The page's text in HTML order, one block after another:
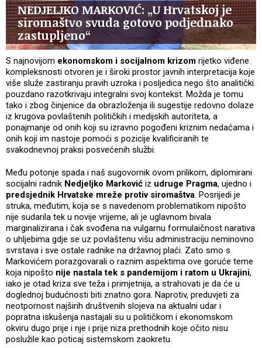
NEDJELJKO MARKOVIĆ: „U Hrvatskoj je
siromaštvo svuda gotovo podjednako
zastupljeno“
S najnovijom ekonomskom i socijalnom krizom rijetko viđene
kompleksnosti otvoren je i široki prostor javnih interpretacija koje
više služe zastiranju pravih uzroka i posljedica nego što analitički
pouzdano razotkrivaju integralni svoj kontekst. Možda je tomu
tako i zbog činjenice da obrazloženja ili sugestije redovno dolaze
iz krugova povlaštenih političkih i medijskih autoriteta, a
ponajmanje od onih koji su izravno pogođeni kriznim nedaćama i
onih koji im nastoje pomoći s pozicije kvalificiranih te
svakodnevnoj praksi posvećenih službi.
Među potonje spada i naš sugovornik ovom prilikom, diplomirani
socijalni radnik Nedjeljko Marković iz udruge Pragma, ujedno i
predsjednik Hrvatske mreže protiv siromaštva. Posrijedi je
struka, međutim, koja se s navedenom problematikom nipošto
nije sudarila tek u novije vrijeme, ali je uglavnom bivala
marginalizirana i čak svođena na vulgarnu formulaičnost narativa
o uhljebima gdje se uz povlaštenu višu administraciju neminovno
svrstava i sve ostale radnike na državnoj plaći. Zato smo s
Markovićem porazgovarali o raznim aspektima ove goruće teme
koja nipošto nije nastala tek s pandemijom i ratom u Ukrajini,
iako je otad kriza sve teža i primjetnija, a strahovati je da će u
doglednoj budućnosti biti znatno gora. Naprotiv, preduvjeti za
neotpornost najširih društvenih slojeva na aktualni udar i
popratna iskušenja nastajali su u političkom i ekonomskom
okviru dugo prije i nje i prije niza prethodnih koje očito nisu
poslužile kao poticaj sistemskom zaokretu.